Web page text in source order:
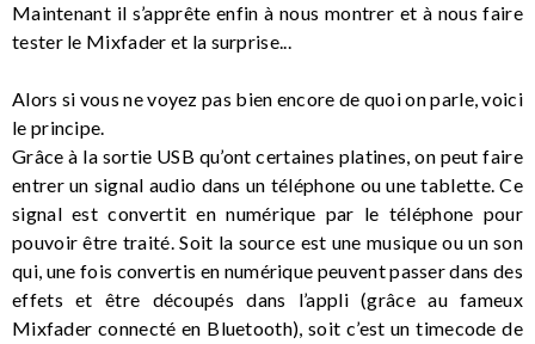
Maintenant il s’apprête enfin à nous montrer et à nous faire
tester le Mixfader et la surprise...
Alors si vous ne voyez pas bien encore de quoi on parle, voici
le principe.
Grâce à la sortie USB qu’ont certaines platines, on peut faire
entrer un signal audio dans un téléphone ou une tablette. Ce
signal est convertit en numérique par le téléphone pour
pouvoir être traité. Soit la source est une musique ou un son
qui, une fois convertis en numérique peuvent passer dans des
effets et être découpés dans l’appli (grâce au fameux
Mixfader connecté en Bluetooth), soit c’est un timecode de